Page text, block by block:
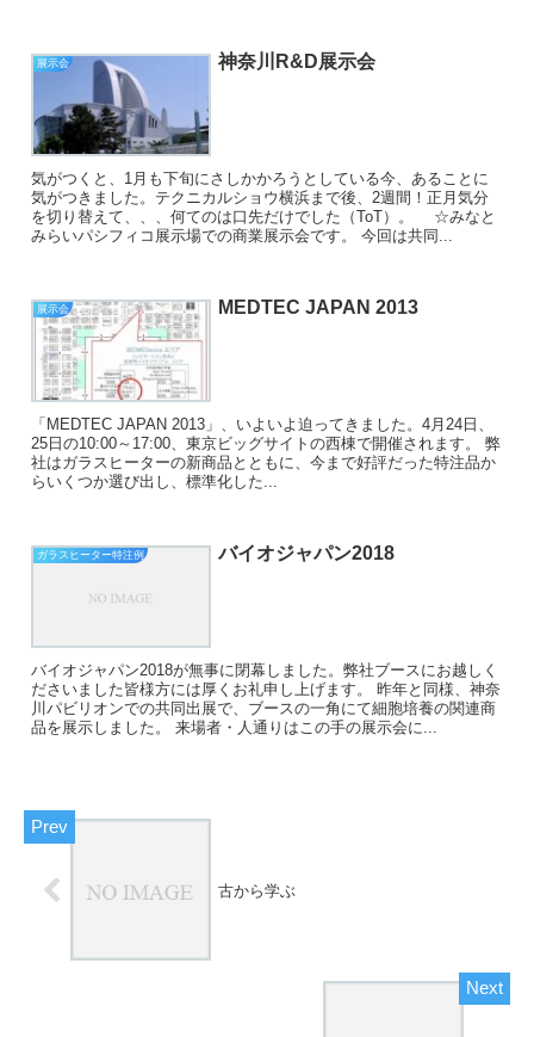
展示会 神奈川R&D展示会
気がつくと、1月も下旬にさしかかろうとしている今、あることに
気がつきました。テクニカルショウ横浜まで後、2週間！正月気分
を切り替えて、、、何てのは口先だけでした（ToT）。 ☆みなと
みらいパシフィコ展示場での商業展示会です。 今回は共同...
展示会 MEDTEC JAPAN 2013
「MEDTEC JAPAN 2013」、いよいよ迫ってきました。4月24日、
25日の10:00～17:00、東京ビッグサイトの西棟で開催されます。 弊
社はガラスヒーターの新商品とともに、今まで好評だった特注品か
らいくつか選び出し、標準化した...
ガラスヒーター特注例 バイオジャパン2018
バイオジャパン2018が無事に閉幕しました。弊社ブースにお越しく
ださいました皆様方には厚くお礼申し上げます。 昨年と同様、神奈
川パビリオンでの共同出展で、ブースの一角にて細胞培養の関連商
品を展示しました。 来場者・人通りはこの手の展示会に...
古から学ぶ